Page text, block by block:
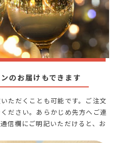
のお届けもできます
ただくことも可能です。ご注文
ださい。あらかじめ先方へご連
信欄にご明記いただけると、お